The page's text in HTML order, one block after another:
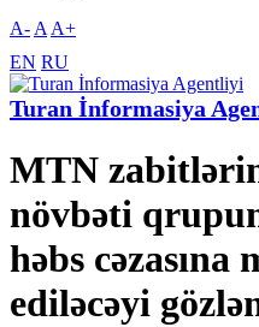
A- A A+
EN RU
Turan İnformasiya
MTN
növbəti
həbs cəzasına
ediləcəyi